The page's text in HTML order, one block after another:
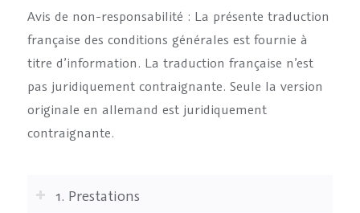
Avis de non-responsabilité : La présente traduction
française des conditions générales est fournie à
titre d’information. La traduction française n’est
pas juridiquement contraignante. Seule la version
originale en allemand est juridiquement
contraignante.
1. Prestations